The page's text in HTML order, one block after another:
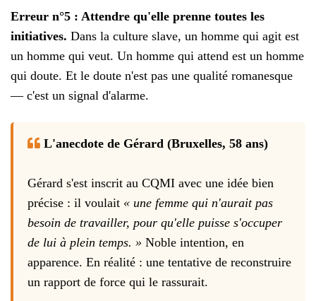
Erreur n°5 : Attendre qu'elle prenne toutes les
initiatives. Dans la culture slave, un homme qui agit est
un homme qui veut. Un homme qui attend est un homme
qui doute. Et le doute n'est pas une qualité romanesque
— c'est un signal d'alarme.
L'anecdote de Gérard (Bruxelles, 58 ans)
Gérard s'est inscrit au CQMI avec une idée bien
précise : il voulait « une femme qui n'aurait pas
besoin de travailler, pour qu'elle puisse s'occuper
de lui à plein temps. » Noble intention, en
apparence. En réalité : une tentative de reconstruire
un rapport de force qui le rassurait.